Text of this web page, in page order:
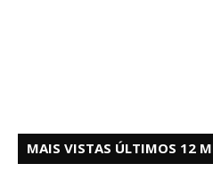
MAIS VISTAS ÚLTIMOS 12